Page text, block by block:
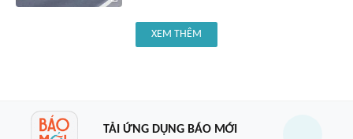
XEM THÊM
TẢI ỨNG DỤNG BÁO MỚI